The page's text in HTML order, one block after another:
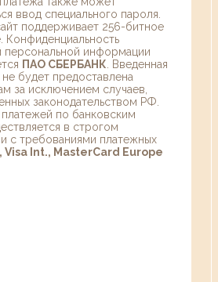
ввод специального пароля.
поддерживает 256-битное
Конфиденциальность
информации
ПАО СБЕРБАНК . Введенная
будет предоставлена
за исключением случаев,
законодательством РФ.
по банковским
в строгом
с требованиями платежных
Visa Int., MasterCard Europe